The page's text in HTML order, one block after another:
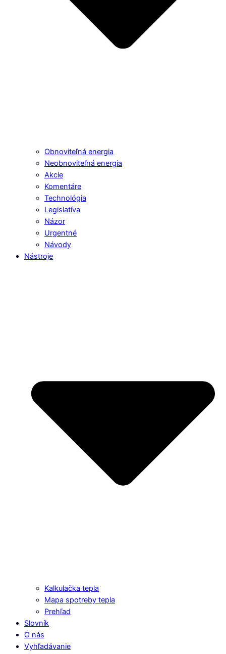
Obnoviteľná energia
Neobnoviteľná energia
Akcie
Komentáre
Technológia
Legislatíva
Názor
Urgentné
Návody
Nástroje
Kalkulačka tepla
Mapa spotreby tepla
Prehľad
Slovník
O nás
Vyhľadávanie